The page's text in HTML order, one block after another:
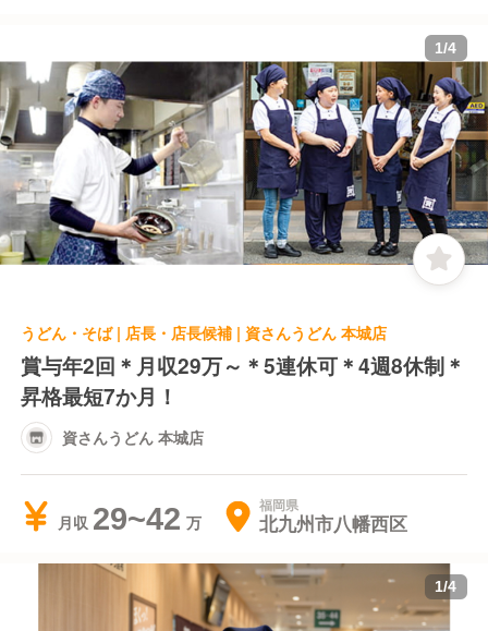
1/4
うどん・そば | 店長・店長候補 | 資さんうどん 本城店
賞与年2回＊月収29万～＊5連休可＊4週8休制＊
昇格最短7か月！
資さんうどん 本城店
月収 29~42 福岡県
北九州市八幡西区
1/4